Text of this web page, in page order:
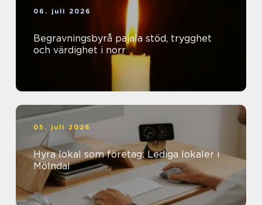
06. juli 2026
Begravningsbyrå pajala stöd, trygghet
och värdighet i norr
05. juli 2026
Hyra lokal som företag: Lediga lokaler i
Mölndal